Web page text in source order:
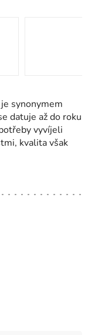
synonymem
datuje až do roku
vyvíjeli
kvalita však